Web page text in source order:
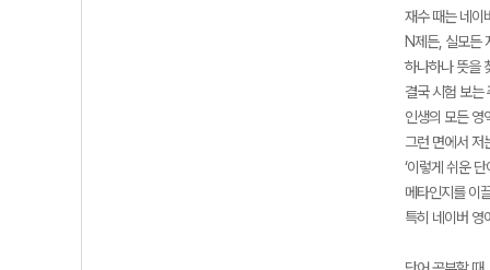
재수 때는 네이
N제든, 실모든
하나하나 뜻을
결국 시험 보는
인생의 모든 영
그런 면에서 저
‘이렇게 쉬운
메타인지를 이
특히 네이버 영